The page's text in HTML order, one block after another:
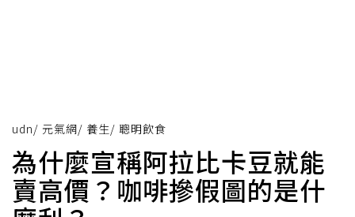
udn/ 元氣網/ 養生/ 聰明飲食
為什麼宣稱阿拉比卡豆就能
賣高價？咖啡摻假圖的是什